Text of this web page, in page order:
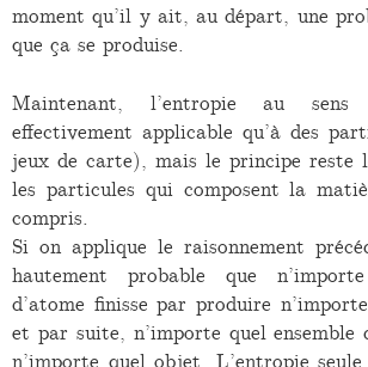
moment qu’il y ait, au départ, une
que ça se produise.
Maintenant, l’entropie au sens
effectivement applicable qu’à des
jeux de carte), mais le principe reste
les particules qui composent la
compris.
Si on applique le raisonnement
hautement probable que
d’atome finisse par produire
et par suite, n’importe quel ensemble
n’importe quel objet. L’entropie